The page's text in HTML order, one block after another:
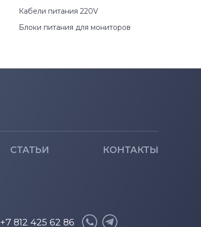
Кабели питания 220V
Блоки питания для мониторов
СТАТЬИ КОНТАКТЫ
+7 812 425 62 86